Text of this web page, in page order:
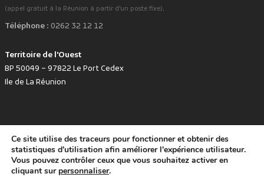
(appel gratuit à la Réunion à partir d'un poste fixe).
Téléphone : 0262 32 12 12
Territoire de l'Ouest
BP 50049 – 97822 Le Port Cedex
Ile de La Réunion
Développé avec favoritepar le Territoire de l'Ouest © www.tco.re -2026.
Politique de protection des données personnelles
Mentions légales
Accessibilité : non conforme
Ce site utilise des traceurs pour fonctionner et obtenir des
statistiques d'utilisation afin améliorer l'expérience utilisateur.
Vous pouvez contrôler ceux que vous souhaitez activer en
cliquant sur personnaliser.